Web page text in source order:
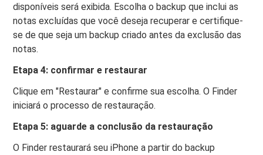
disponíveis será exibida. Escolha o backup que inclui as
notas excluídas que você deseja recuperar e certifique-
se de que seja um backup criado antes da exclusão das
notas.
Etapa 4: confirmar e restaurar
Clique em "Restaurar" e confirme sua escolha. O Finder
iniciará o processo de restauração.
Etapa 5: aguarde a conclusão da restauração
O Finder restaurará seu iPhone a partir do backup